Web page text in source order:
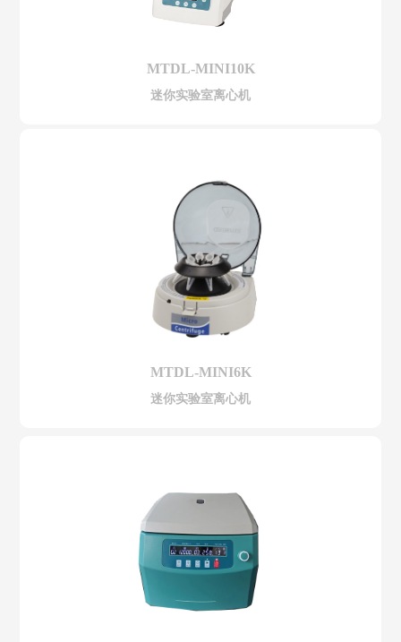
MTDL-MINI10K
迷你实验室离心机
MTDL-MINI6K
迷你实验室离心机